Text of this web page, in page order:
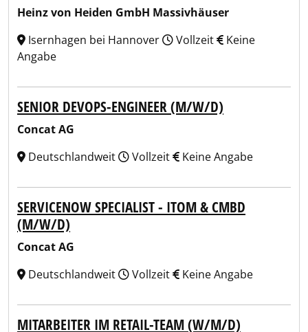
Heinz von Heiden GmbH Massivhäuser
Isernhagen bei Hannover
Vollzeit
Keine
Angabe
SENIOR DEVOPS-ENGINEER (M/W/D)
Concat AG
Deutschlandweit
Vollzeit Keine Angabe
SERVICENOW SPECIALIST - ITOM & CMBD
(M/W/D)
Concat AG
Deutschlandweit
Vollzeit Keine Angabe
MITARBEITER IM RETAIL-TEAM (W/M/D)